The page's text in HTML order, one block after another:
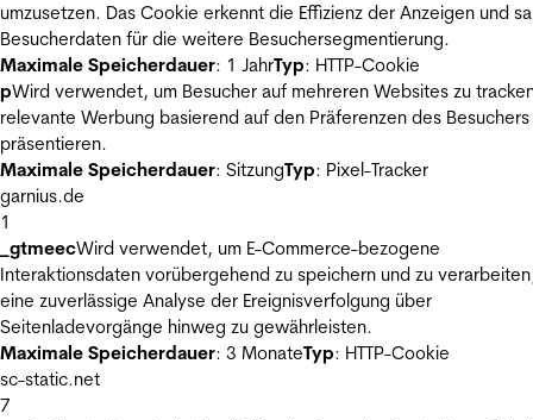
umzusetzen. Das Cookie erkennt die Effizienz der Anzeigen und
Besucherdaten für die weitere Besuchersegmentierung.
Maximale Speicherdauer: 1 JahrTyp: HTTP-Cookie
pWird verwendet, um Besucher auf mehreren Websites zu
relevante Werbung basierend auf den Präferenzen des Besuchers
präsentieren.
Maximale Speicherdauer: SitzungTyp: Pixel-Tracker
garnius.de
1
_gtmeecWird verwendet, um E-Commerce-bezogene
Interaktionsdaten vorübergehend zu speichern und zu
eine zuverlässige Analyse der Ereignisverfolgung über
Seitenladevorgänge hinweg zu gewährleisten.
Maximale Speicherdauer: 3 MonateTyp: HTTP-Cookie
sc-static.net
7